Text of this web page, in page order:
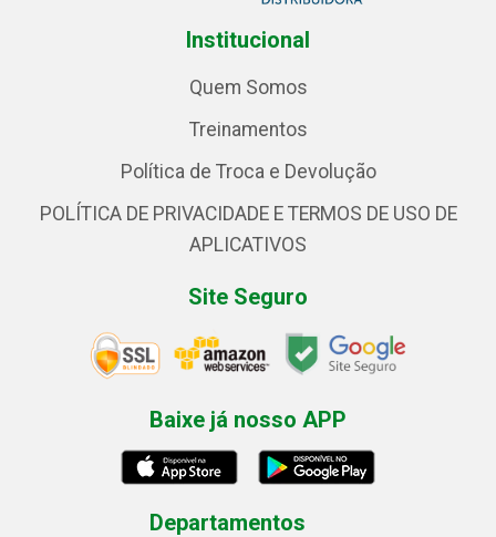
Institucional
Quem Somos
Treinamentos
Política de Troca e Devolução
POLÍTICA DE PRIVACIDADE E TERMOS DE USO DE
APLICATIVOS
Site Seguro
Baixe já nosso APP
Departamentos